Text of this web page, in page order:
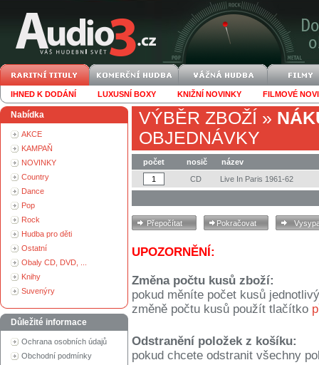
IHNED K DODÁNÍ LUXUSNÍ BOXY KNIŽNÍ NOVINKY FILMOVÉ
Nabídka
AKCE
KAMPAŇ
NOVINKY
Country
Dance
Pop
Rock
Hudba pro děti
Ostatní
Obaly CD, DVD, ...
Knihy
Suvenýry
Důležité informace
Ochrana osobních údajů
Obchodní podmínky
VÝBĚR ZBOŽÍ »
OBJEDNÁVKY
počet nosič
název
CD
Live In Paris 1961-62
UPOZORNĚNÍ:
Změna počtu kusů zboží:
pokud měníte počet kusů
změně počtu kusů použít tlačítko
Odstranění položek z košíku:
pokud chcete odstranit všechny